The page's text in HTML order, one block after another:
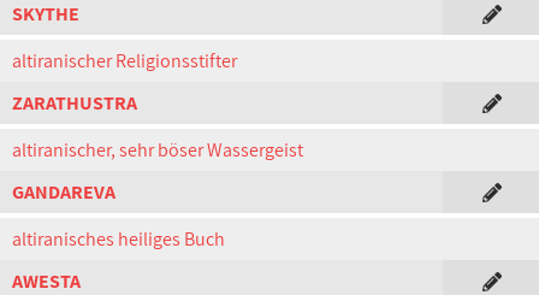
SKYTHE
altiranischer Religionsstifter
ZARATHUSTRA
altiranischer, sehr böser Wassergeist
GANDAREVA
altiranisches heiliges Buch
AWESTA